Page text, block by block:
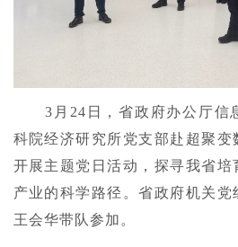
3月24日，省政府办公厅信
科院经济研究所党支部赴超聚变
开展主题党日活动，探寻我省培
产业的科学路径。省政府机关
王会华带队参加。